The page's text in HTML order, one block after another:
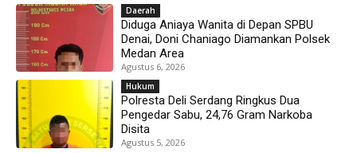
Daerah
Diduga Aniaya Wanita di Depan SPBU
Denai, Doni Chaniago Diamankan Polsek
Medan Area
Agustus 6, 2026
Hukum
Polresta Deli Serdang Ringkus Dua
Pengedar Sabu, 24,76 Gram Narkoba
Disita
Agustus 5, 2026